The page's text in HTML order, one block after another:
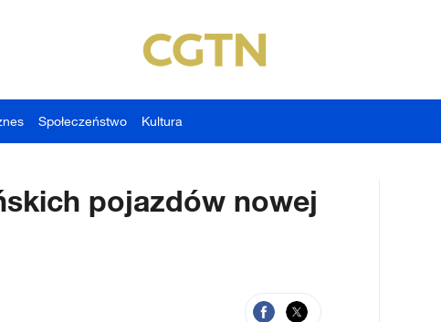
Społeczeństwo Kultura
pojazdów nowej